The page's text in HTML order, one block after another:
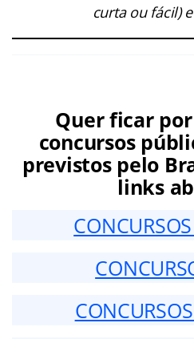
curta ou fácil)
Quer ficar
concursos
previstos pelo
links